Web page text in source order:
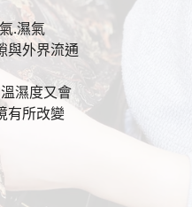
.濕氣
與外界流通
濕度又會
有所改變